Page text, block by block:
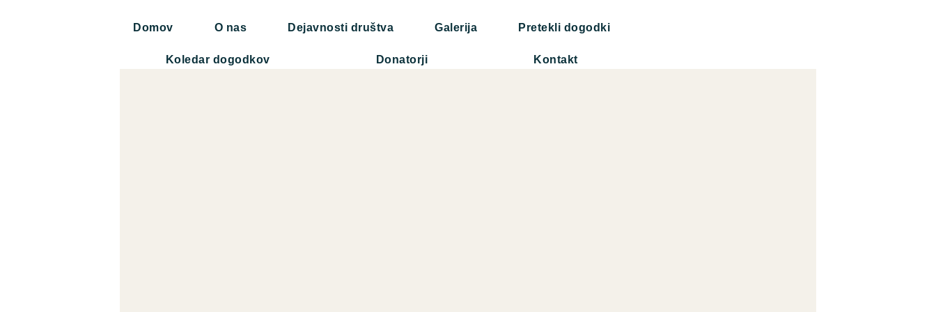
Domov O nas Dejavnosti društva Galerija Pretekli dogodki
Koledar dogodkov Donatorji Kontakt